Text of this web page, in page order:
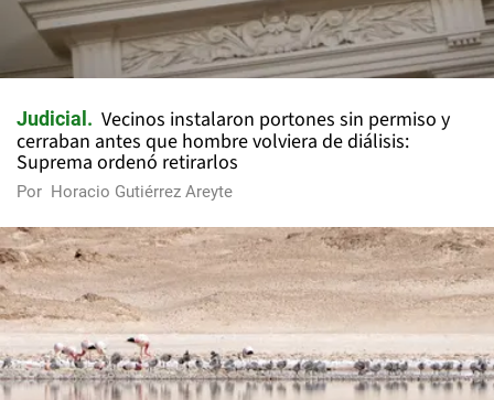
Judicial
Vecinos instalaron portones sin permiso y
cerraban antes que hombre volviera de diálisis:
Suprema ordenó retirarlos
Por Horacio Gutiérrez Areyte